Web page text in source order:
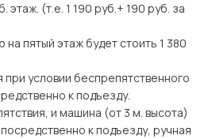
этаж. (т.е. 1 190 руб.+ 190 руб. за
пятый этаж будет стоить 1 380
условии беспрепятственного
к подъезду.
и машина (от 3 м. высота)
к подъезду, ручная